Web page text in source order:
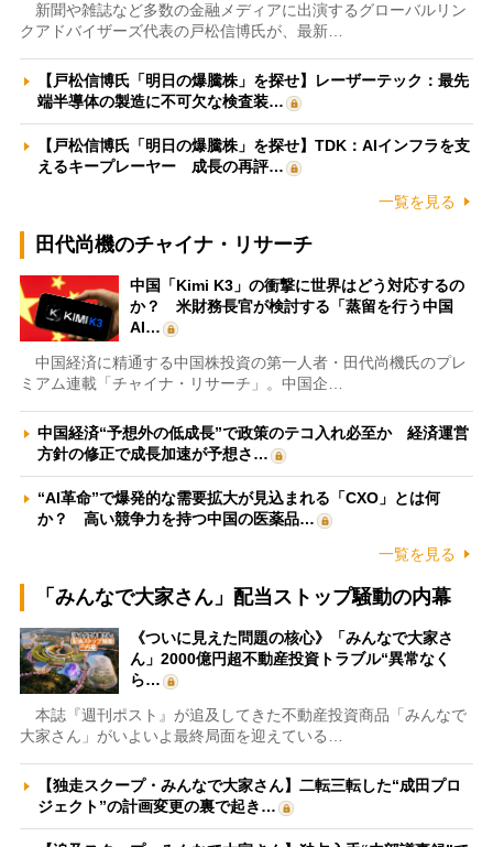
新聞や雑誌など多数の金融メディアに出演するグローバルリン
クアドバイザーズ代表の戸松信博氏が、最新…
【戸松信博氏「明日の爆騰株」を探せ】レーザーテック：最先
端半導体の製造に不可欠な検査装…
【戸松信博氏「明日の爆騰株」を探せ】TDK：AIインフラを支
えるキープレーヤー 成長の再評…
一覧を見る
田代尚機のチャイナ・リサーチ
中国「Kimi K3」の衝撃に世界はどう対応するの
か？ 米財務長官が検討する「蒸留を行う中国
AI…
中国経済に精通する中国株投資の第一人者・田代尚機氏のプレ
ミアム連載「チャイナ・リサーチ」。中国企…
中国経済“予想外の低成長”で政策のテコ入れ必至か 経済運営
方針の修正で成長加速が予想さ…
“AI革命”で爆発的な需要拡大が見込まれる「CXO」とは何
か？ 高い競争力を持つ中国の医薬品…
一覧を見る
「みんなで大家さん」配当ストップ騒動の内幕
《ついに見えた問題の核心》「みんなで大家さ
ん」2000億円超不動産投資トラブル“異常なく
ら…
本誌『週刊ポスト』が追及してきた不動産投資商品「みんなで
大家さん」がいよいよ最終局面を迎えている…
【独走スクープ・みんなで大家さん】二転三転した“成田プロ
ジェクト”の計画変更の裏で起き…